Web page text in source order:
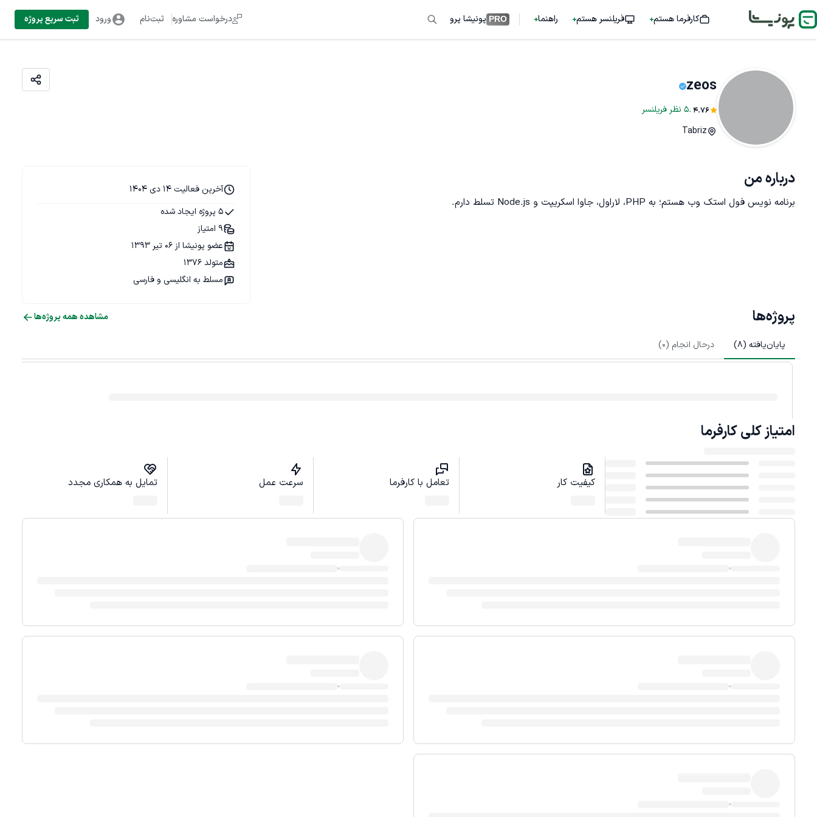
کارفرما هستم فریلنسر هستم راهنما PRO پونیشا پرو درخواست مشاوره ثبت‌نام ورود ثبت سریع پروژه
zeos
4.76
.
5 نظر فریلنسر
Tabriz
درباره من
برنامه نویس فول استک وب هستم؛ به PHP، لاراول، جاوا اسکریپت و Node.js تسلط دارم.
آخرین فعالیت 14 دی 1404
5 پروژه ایجاد شده
9 امتیاز
عضو پونیشا از 06 تیر 1393
متولد 1376
مسلط به انگلیسی و فارسی
پروژه‌ها مشاهده همه پروژه‌ها
پایان‌یافته (8
) درحال انجام (0
)
امتیاز کلیکارفرما
کیفیت کار تعامل با کارفرما سرعت عمل تمایل به همکاری مجدد